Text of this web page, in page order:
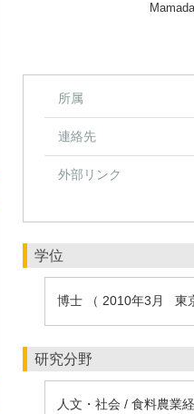
所属
連絡先
外部リンク
学位
博士 （ 2010年3月 東
研究分野
人文・社会 / 食料農業